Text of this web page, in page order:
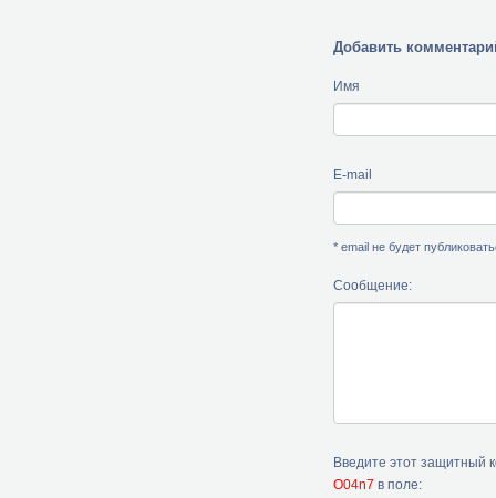
Добавить
Имя
E-mail
* email не будет
Сообщение:
Введите этот защитный
O04n7 в поле: